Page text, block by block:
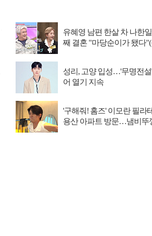
유혜영 남편 한살 차 나한
째 결혼 "마당순이가 됐다
성리, 고양 입성…'무명전
어 열기 지속
'구해줘! 홈즈' 이모란 필라
용산 아파트 방문…냄비뚜